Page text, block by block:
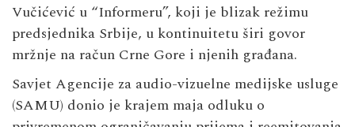
Vučićević u “Informeru”, koji je blizak režimu
predsjednika Srbije, u kontinuitetu širi govor
mržnje na račun Crne Gore i njenih građana.
Savjet Agencije za audio-vizuelne medijske usluge
(SAMU) donio je krajem maja odluku o